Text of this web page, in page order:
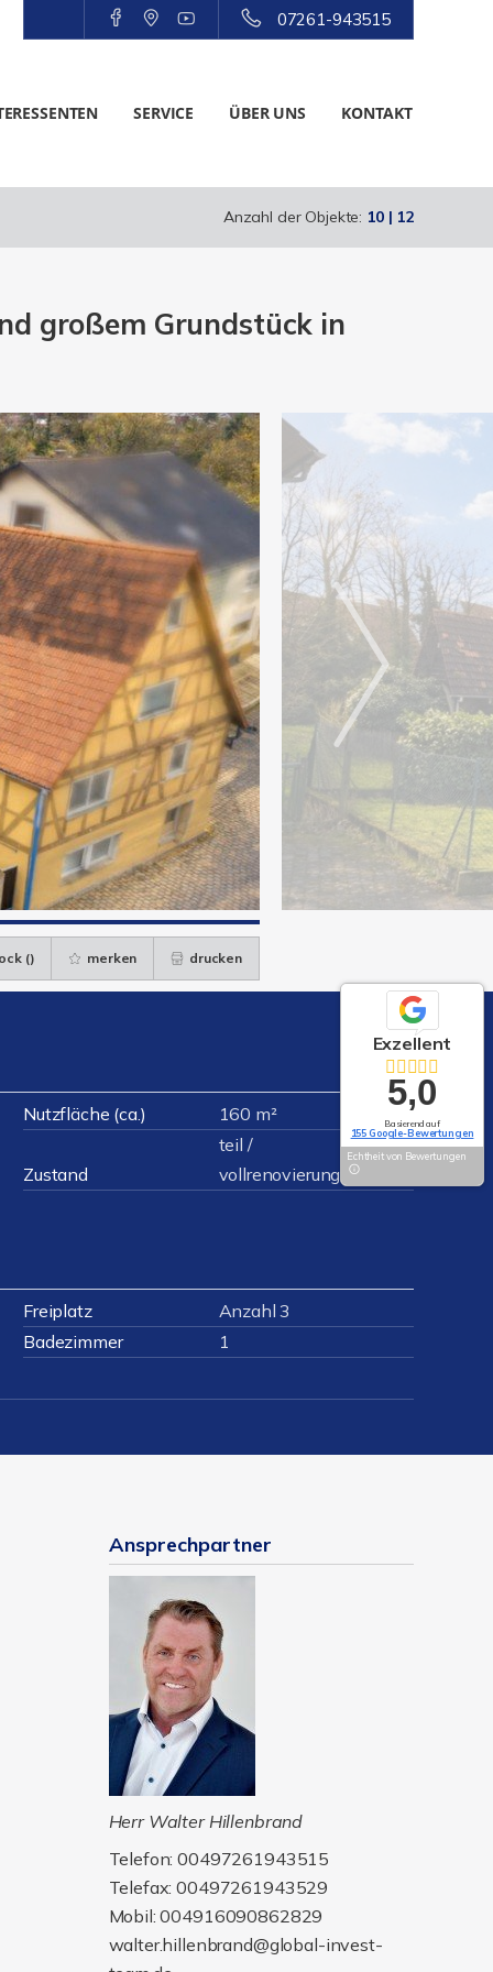
07261-943515
SERVICE ÜBER UNS KONTAKT
Anzahl der Objekte: 10 | 12
großem Grundstück in
() merken drucken
Nutzfläche (ca.) 160 m²
Zustand
teil /
vollrenovierungsbedürftig
Freiplatz
Anzahl 3
Badezimmer
1
Ansprechpartner
Herr Walter Hillenbrand
Telefon: 00497261943515
Telefax: 00497261943529
Mobil: 004916090862829
walter.hillenbrand@global-invest-
Exzellent
5,0
Basierend auf
155 Google-Bewertungen
Echtheit von Bewertungen